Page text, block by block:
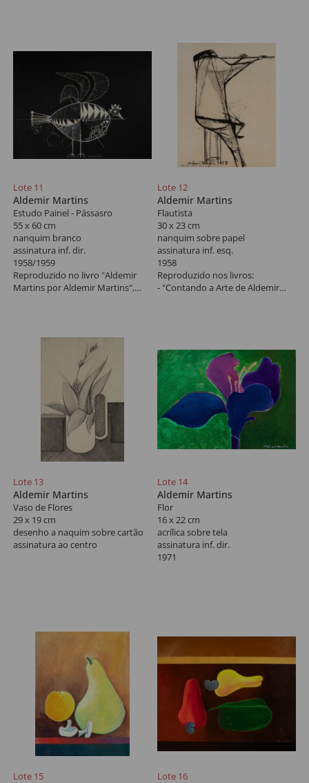
Lote 11
Aldemir Martins
Estudo Painel - Pássasro
55 x 60 cm
nanquim branco
assinatura inf. dir.
1958/1959
Reproduzido no livro "Aldemir
Martins por Aldemir Martins",
Pedro Martins (23 de janeiro de
2006). *Autenticado em cartório
Lote 12
Aldemir Martins
Flautista
30 x 23 cm
nanquim sobre papel
assinatura inf. esq.
1958
Reproduzido nos livros:
- "Contando a Arte de Aldemir
Possui certificado assinado por
Pedro Martins (12 de janeiro de
2006). *Autenticado em cartório
Lote 13
Aldemir Martins
Vaso de Flores
29 x 19 cm
desenho a naquim sobre cartão
assinatura ao centro
Lote 14
Aldemir Martins
Flor
16 x 22 cm
acrílica sobre tela
assinatura inf. dir.
1971
Lote 15 Lote 16